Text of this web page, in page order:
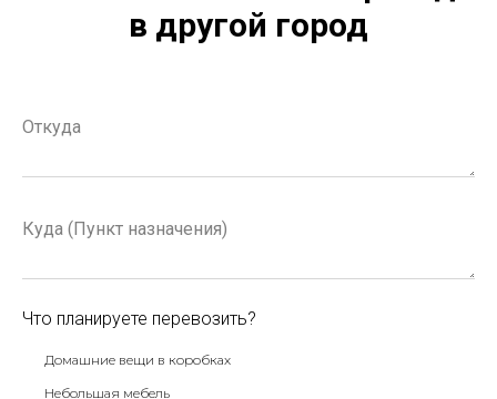
в другой город
Что планируете перевозить?
Домашние вещи в коробках
Небольшая мебель